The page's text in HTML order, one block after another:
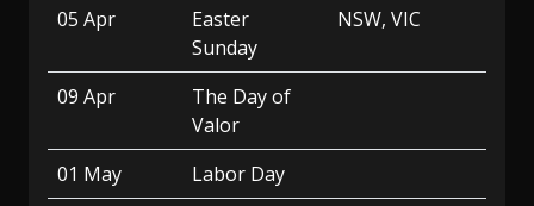
05 Apr
Easter
Sunday
NSW, VIC
09 Apr
The Day of
Valor
01 May
Labor Day